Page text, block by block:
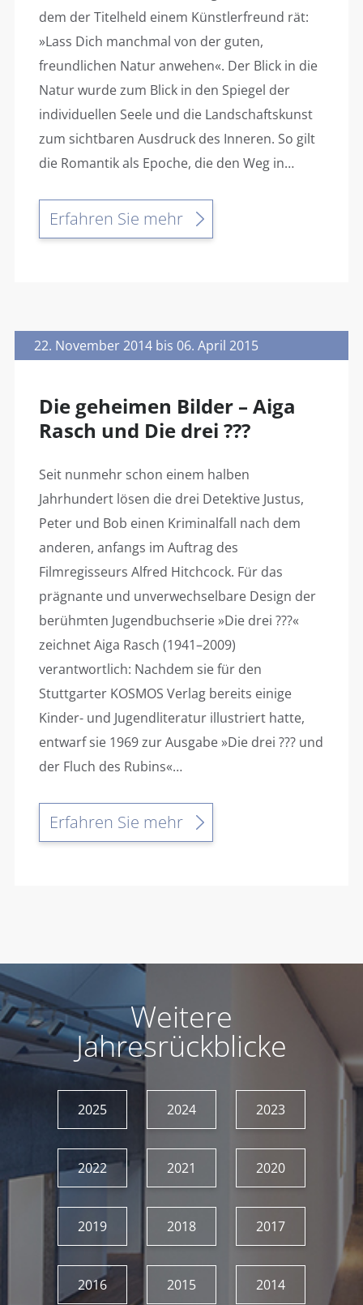
dem der Titelheld einem Künstlerfreund rät:
»Lass Dich manchmal von der guten,
freundlichen Natur anwehen«. Der Blick in die
Natur wurde zum Blick in den Spiegel der
individuellen Seele und die Landschaftskunst
zum sichtbaren Ausdruck des Inneren. So gilt
die Romantik als Epoche, die den Weg in…
Erfahren Sie mehr
22. November 2014 bis 06. April 2015
Die geheimen Bilder – Aiga
Rasch und Die drei ???
Seit nunmehr schon einem halben
Jahrhundert lösen die drei Detektive Justus,
Peter und Bob einen Kriminalfall nach dem
anderen, anfangs im Auftrag des
Filmregisseurs Alfred Hitchcock. Für das
prägnante und unverwechselbare Design der
berühmten Jugendbuchserie »Die drei ???«
zeichnet Aiga Rasch (1941–2009)
verantwortlich: Nachdem sie für den
Stuttgarter KOSMOS Verlag bereits einige
Kinder- und Jugendliteratur illustriert hatte,
entwarf sie 1969 zur Ausgabe »Die drei ??? und
der Fluch des Rubins«…
Erfahren Sie mehr
Weitere
Jahresrückblicke
2025 2024 2023
2022 2021 2020
2019 2018 2017
2016 2015 2014